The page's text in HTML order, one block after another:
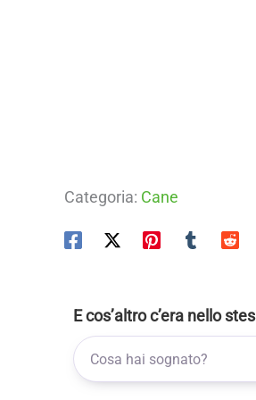
Categoria: Cane
E cos’altro c’era nello